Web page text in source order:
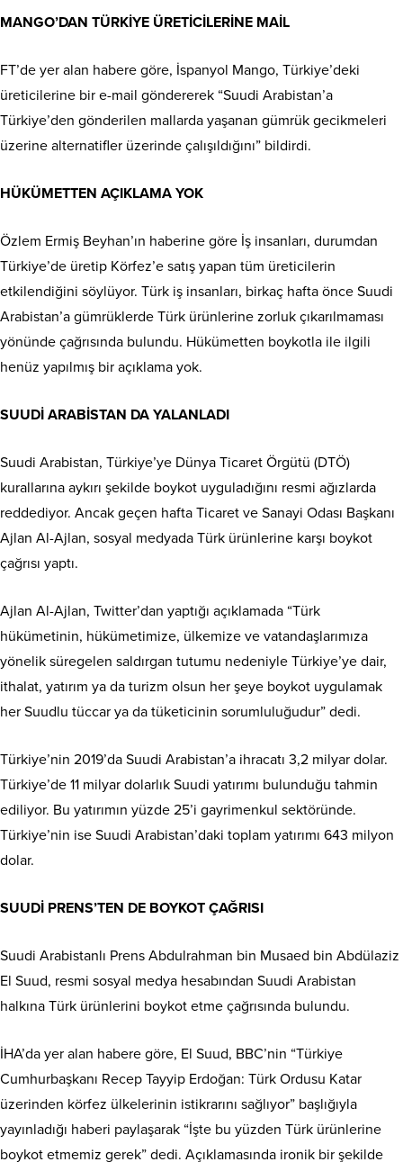
MANGO’DAN TÜRKİYE ÜRETİCİLERİNE MAİL
FT’de yer alan habere göre, İspanyol Mango, Türkiye’deki
üreticilerine bir e-mail göndererek “Suudi Arabistan’a
Türkiye’den gönderilen mallarda yaşanan gümrük gecikmeleri
üzerine alternatifler üzerinde çalışıldığını” bildirdi.
HÜKÜMETTEN AÇIKLAMA YOK
Özlem Ermiş Beyhan’ın haberine göre İş insanları, durumdan
Türkiye’de üretip Körfez’e satış yapan tüm üreticilerin
etkilendiğini söylüyor. Türk iş insanları, birkaç hafta önce Suudi
Arabistan’a gümrüklerde Türk ürünlerine zorluk çıkarılmaması
yönünde çağrısında bulundu. Hükümetten boykotla ile ilgili
henüz yapılmış bir açıklama yok.
SUUDİ ARABİSTAN DA YALANLADI
Suudi Arabistan, Türkiye’ye Dünya Ticaret Örgütü (DTÖ)
kurallarına aykırı şekilde boykot uyguladığını resmi ağızlarda
reddediyor. Ancak geçen hafta Ticaret ve Sanayi Odası Başkanı
Ajlan Al-Ajlan, sosyal medyada Türk ürünlerine karşı boykot
çağrısı yaptı.
Ajlan Al-Ajlan, Twitter’dan yaptığı açıklamada “Türk
hükümetinin, hükümetimize, ülkemize ve vatandaşlarımıza
yönelik süregelen saldırgan tutumu nedeniyle Türkiye’ye dair,
ithalat, yatırım ya da turizm olsun her şeye boykot uygulamak
her Suudlu tüccar ya da tüketicinin sorumluluğudur” dedi.
Türkiye’nin 2019’da Suudi Arabistan’a ihracatı 3,2 milyar dolar.
Türkiye’de 11 milyar dolarlık Suudi yatırımı bulunduğu tahmin
ediliyor. Bu yatırımın yüzde 25’i gayrimenkul sektöründe.
Türkiye’nin ise Suudi Arabistan’daki toplam yatırımı 643 milyon
dolar.
SUUDİ PRENS’TEN DE BOYKOT ÇAĞRISI
Suudi Arabistanlı Prens Abdulrahman bin Musaed bin Abdülaziz
El Suud, resmi sosyal medya hesabından Suudi Arabistan
halkına Türk ürünlerini boykot etme çağrısında bulundu.
İHA’da yer alan habere göre, El Suud, BBC’nin “Türkiye
Cumhurbaşkanı Recep Tayyip Erdoğan: Türk Ordusu Katar
üzerinden körfez ülkelerinin istikrarını sağlıyor” başlığıyla
yayınladığı haberi paylaşarak “İşte bu yüzden Türk ürünlerine
boykot etmemiz gerek” dedi. Açıklamasında ironik bir şekilde